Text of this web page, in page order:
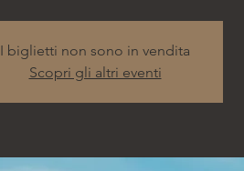
I biglietti non sono in vendita
Scopri gli altri eventi